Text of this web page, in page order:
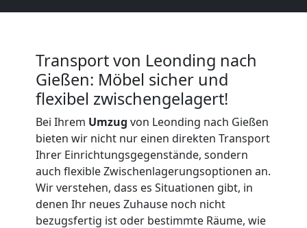
Transport von Leonding nach
Gießen: Möbel sicher und
flexibel zwischengelagert!
Bei Ihrem Umzug von Leonding nach Gießen
bieten wir nicht nur einen direkten Transport
Ihrer Einrichtungsgegenstände, sondern
auch flexible Zwischenlagerungsoptionen an.
Wir verstehen, dass es Situationen gibt, in
denen Ihr neues Zuhause noch nicht
bezugsfertig ist oder bestimmte Räume, wie
Möbeltransport
International
Beiladung
National
Beiladung